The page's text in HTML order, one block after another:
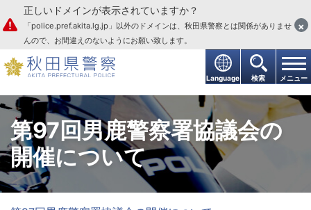
本文へ
Language 検索 メニュー
正しいドメインが表示されていますか？
「police.pref.akita.lg.jp」以外のドメインは、秋田県警察とは関係がありませ
んので、お間違えのないようにお願い致します。
×
第97回男鹿警察署協議会の
開催について